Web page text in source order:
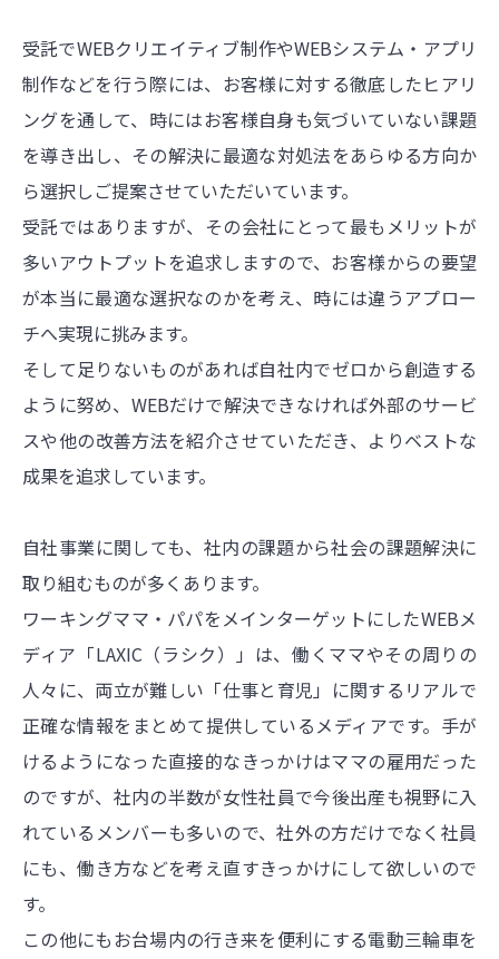
受託でWEBクリエイティブ制作やWEBシステム・アプリ
制作などを行う際には、お客様に対する徹底したヒアリ
ングを通して、時にはお客様自身も気づいていない課題
を導き出し、その解決に最適な対処法をあらゆる方向か
ら選択しご提案させていただいています。
受託ではありますが、その会社にとって最もメリットが
多いアウトプットを追求しますので、お客様からの要望
が本当に最適な選択なのかを考え、時には違うアプロー
チへ実現に挑みます。
そして足りないものがあれば自社内でゼロから創造する
ように努め、WEBだけで解決できなければ外部のサービ
スや他の改善方法を紹介させていただき、よりベストな
成果を追求しています。
自社事業に関しても、社内の課題から社会の課題解決に
取り組むものが多くあります。
ワーキングママ・パパをメインターゲットにしたWEBメ
ディア「LAXIC（ラシク）」は、働くママやその周りの
人々に、両立が難しい「仕事と育児」に関するリアルで
正確な情報をまとめて提供しているメディアです。手が
けるようになった直接的なきっかけはママの雇用だった
のですが、社内の半数が女性社員で今後出産も視野に入
れているメンバーも多いので、社外の方だけでなく社員
にも、働き方などを考え直すきっかけにして欲しいので
す。
この他にもお台場内の行き来を便利にする電動三輪車を